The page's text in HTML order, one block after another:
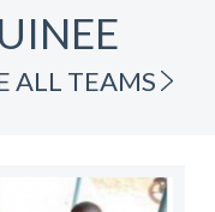
ALL TEAMS